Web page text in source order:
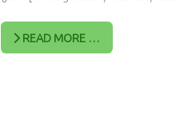
READ MORE …